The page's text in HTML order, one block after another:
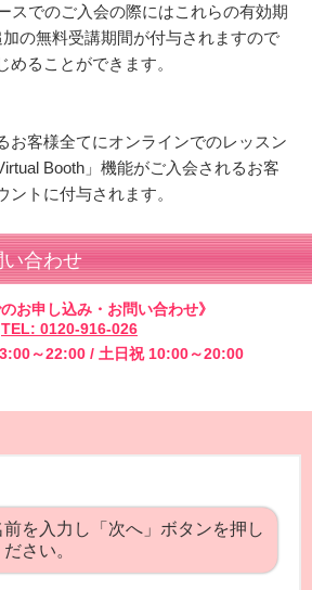
スでのご入会の際にはこれらの有効期
の無料受講期間が付与されますので
めることができます。
お客様全てにオンラインでのレッスン
Booth」機能がご入会されるお客
トに付与されます。
合わせ
のお申し込み・お問い合わせ》
TEL: 0120-916-026
～22:00 / 土日祝 10:00～20:00
前を入力し「次へ」ボタンを押し
さい。